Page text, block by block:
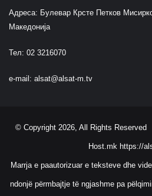
Адреса: Булевар Крсте Петков
Македонија
Тел: 02 3216070
e-mail: alsat@alsat-m.tv
© Copyright 2026, All Rights
Host.mk https://
Marrja e paautorizuar e teksteve dhe
ndonjë përmbajtje të ngjashme pa